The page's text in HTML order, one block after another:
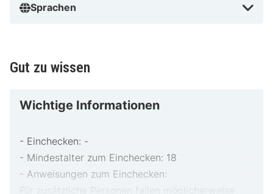
Sprachen
Gut zu wissen
Wichtige Informationen
- Einchecken: -
- Mindestalter zum Einchecken: 18
- Anweisungen zum Einchecken:
Für zusätzliche Personen fallen möglicherweise